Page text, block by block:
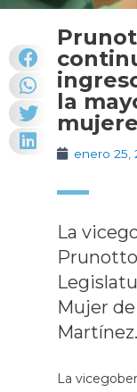
la
enero 25,
La
Mujer
Martínez.
La